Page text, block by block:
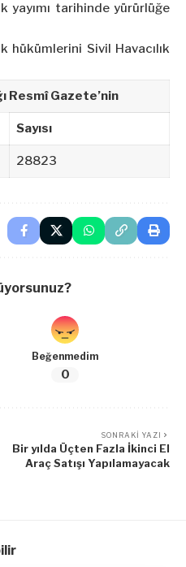
yayımı tarihinde yürürlüğe
hükümlerini Sivil Havacılık
Resmî Gazete’nin
Sayısı
28823
Beğenmedim
0
SONRAKI YAZI
Bir yılda Üçten Fazla İkinci El
Araç Satışı Yapılamayacak